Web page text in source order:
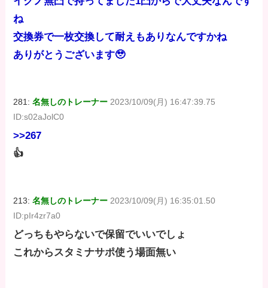
ね
交換券で一枚交換して耐えもありなんですかね
ありがとうございます🥹
281:名無しのトレーナー 2023/10/09(月) 16:47:39.75
ID:s02aJolC0
>>267
👍
213:名無しのトレーナー 2023/10/09(月) 16:35:01.50
ID:pIr4zr7a0
どっちもやらないで保留でいいでしょ
これからスタミナサポ使う場面無い